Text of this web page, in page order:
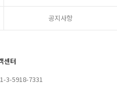
공지사항
센터
3-5918-7331